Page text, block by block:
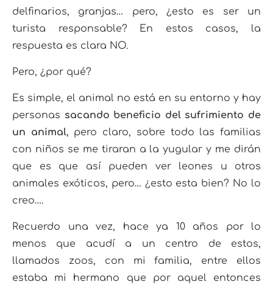
delfinarios, granjas… pero, ¿esto es ser un
turista responsable? En estos casos, la
respuesta es clara NO.
Pero, ¿por qué?
Es simple, el animal no está en su entorno y hay
personas sacando beneficio del sufrimiento de
un animal, pero claro, sobre todo las familias
con niños se me tiraran a la yugular y me dirán
que es que así pueden ver leones u otros
animales exóticos, pero… ¿esto esta bien? No lo
creo….
Recuerdo una vez, hace ya 10 años por lo
menos que acudí a un centro de estos,
llamados zoos, con mi familia, entre ellos
estaba mi hermano que por aquel entonces